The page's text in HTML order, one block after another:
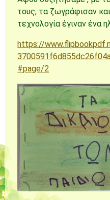
τους, τα ζωγράφισαν
τεχνολογία έγιναν ένα
https://
#page/2